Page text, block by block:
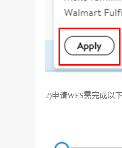
2)申请WFS需完成以